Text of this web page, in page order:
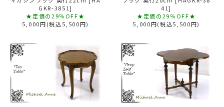
GKR-3851]
★定価の29％OFF★
5,000円(税込5,500円)
41]
★定価の29％OFF★
5,000円(税込5,500円)